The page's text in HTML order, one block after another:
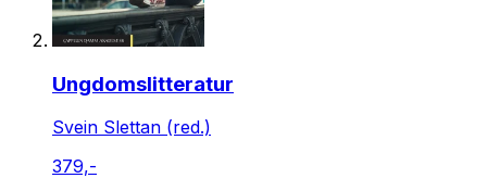
Ungdomslitteratur
Svein Slettan (red.)
379,-